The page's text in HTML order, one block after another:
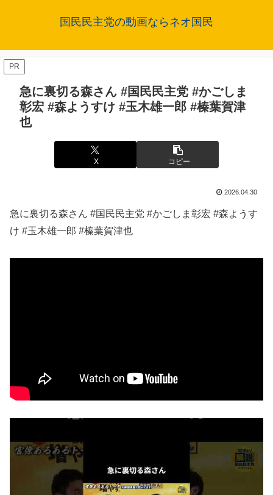
国民民主党の動画ならネオ国民
PR
急に裏切る森さん #国民民主党 #かごしま
彰宏 #森ようすけ #玉木雄一郎 #榛葉賀津
也
X コピー
2026.04.30
急に裏切る森さん #国民民主党 #かごしま彰宏 #森ようす
け #玉木雄一郎 #榛葉賀津也